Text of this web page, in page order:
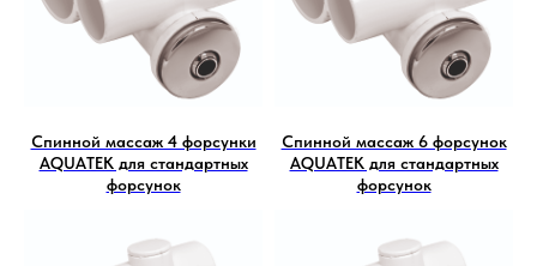
Спинной массаж 4 форсунки
AQUATEK для стандартных
форсунок
Спинной массаж 6 форсунок
AQUATEK для стандартных
форсунок